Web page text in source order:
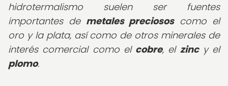
hidrotermalismo suelen ser fuentes
importantes de metales preciososcomo el
oro y la plata, así como de otros minerales de
interés comercial como el cobre, el zincy el
plomo.